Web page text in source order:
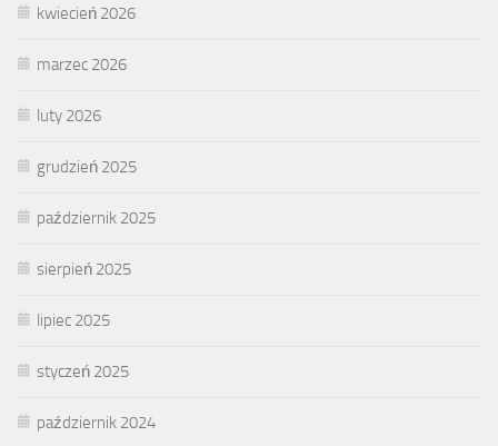
kwiecień 2026
marzec 2026
luty 2026
grudzień 2025
październik 2025
sierpień 2025
lipiec 2025
styczeń 2025
październik 2024